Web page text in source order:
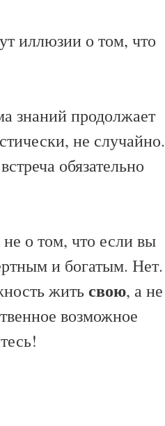
иллюзии о том, что
знаний продолжает
не случайно.
обязательно
о том, что если вы
и богатым. Нет.
житьсвою, а не
возможное